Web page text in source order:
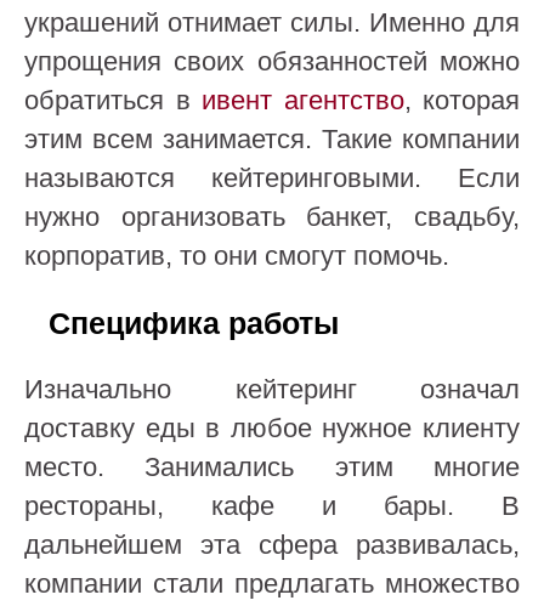
украшений отнимает силы. Именно для
упрощения своих обязанностей можно
обратиться в ивент агентство, которая
этим всем занимается. Такие компании
называются кейтеринговыми. Если
нужно организовать банкет, свадьбу,
корпоратив, то они смогут помочь.
Специфика работы
Изначально кейтеринг означал
доставку еды в любое нужное клиенту
место. Занимались этим многие
рестораны, кафе и бары. В
дальнейшем эта сфера развивалась,
компании стали предлагать множество